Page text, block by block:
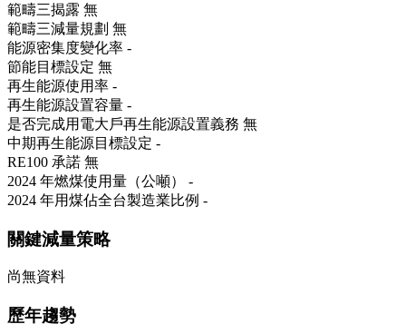
範疇三揭露 無
範疇三減量規劃 無
能源密集度變化率 -
節能目標設定 無
再生能源使用率 -
再生能源設置容量 -
是否完成用電大戶再生能源設置義務 無
中期再生能源目標設定 -
RE100 承諾 無
2024 年燃煤使用量（公噸） -
2024 年用煤佔全台製造業比例 -
關鍵減量策略
尚無資料
歷年趨勢